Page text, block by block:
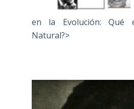
en la Evolución: Qué
Natural?>